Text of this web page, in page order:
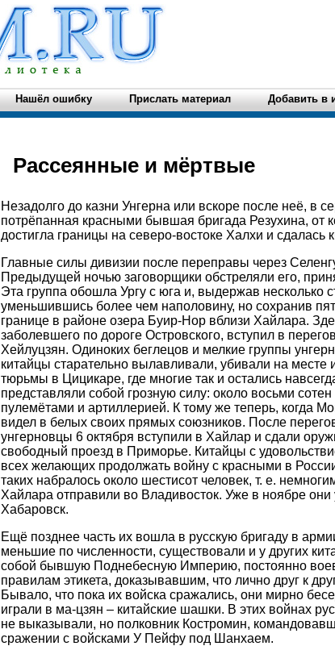
Нашёл ошибку Прислать материал Добавить в
Рассеянные и мёртвые
Незадолго до казни Унгерна или вскоре после неё, в
потрёпанная красными бывшая бригада Резухина, от
достигла границы на северо-востоке Халхи и сдалась
Главные силы дивизии после переправы через
Предыдущей ночью заговорщики обстреляли его,
Эта группа обошла Ургу с юга и, выдержав несколько
уменьшившись более чем наполовину, но сохранив
границе в районе озера Буир-Нор вблизи Хайлара.
заболевшего по дороге Островского, вступил в
Хейлуцзян. Одиноких беглецов и мелкие группы
китайцы старательно вылавливали, убивали на месте
тюрьмы в Цицикаре, где многие так и остались
представляли собой грозную силу: около восьми
пулемётами и артиллерией. К тому же теперь, когда
видел в белых своих прямых союзников. После
унгерновцы 6 октября вступили в Хайлар и сдали
свободный проезд в Приморье. Китайцы с
всех желающих продолжать войну с красными в
таких набралось около шестисот человек, т. е.
Хайлара отправили во Владивосток. Уже в ноябре
Хабаровск.
Ещё позднее часть их вошла в русскую бригаду в
меньшие по численности, существовали и у других
собой бывшую Поднебесную Империю, постоянно
правилам этикета, доказывавшим, что лично друг к
Бывало, что пока их войска сражались, они мирно
играли в ма-цзян – китайские шашки. В этих войнах
не выказывали, но полковник Костромин,
сражении с войсками У Пейфу под Шанхаем.